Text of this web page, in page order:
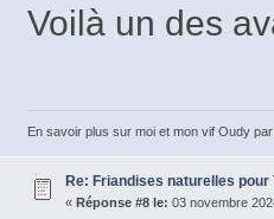
Voilà un des
En savoir plus sur moi et mon vif Oudy
Re: Friandises naturelles
« Réponse #8 le: 03 novembre